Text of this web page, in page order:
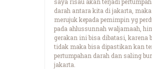
darah antara kita di jakarta,
merujuk kepada pemimpin yg
pada ahlussunnah waljamaah,
gerakan ini bisa dibatasi, karena
tidak maka bisa dipastikan kan
pertumpahan darah dan saling
jakarta.